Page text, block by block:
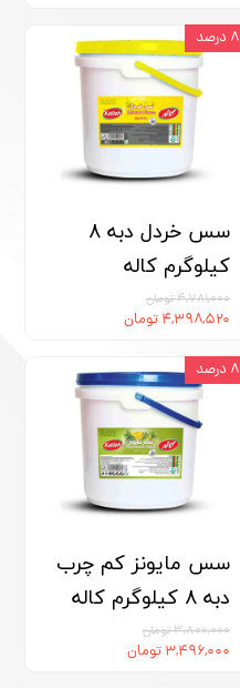
سس خردل دبه 8
کیلوگرم کاله
۴,۷۸۱,۰۰۰ تومان
۴,۳۹۸,۵۲۰ تومان
۸ درصد
سس مایونز کم چرب
دبه 8 کیلوگرم کاله
۳,۸۰۰,۰۰۰ تومان
۳,۴۹۶,۰۰۰ تومان
۸ درصد